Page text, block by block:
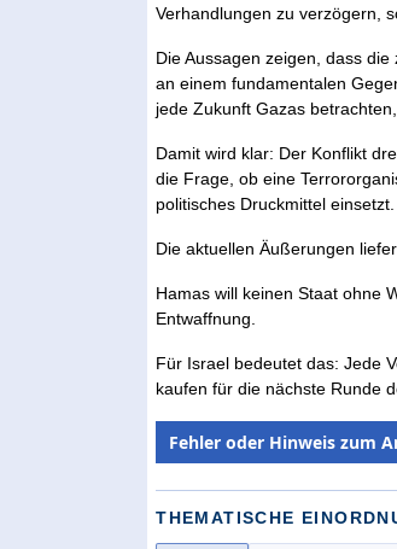
Verhandlungen zu verzögern,
Die Aussagen zeigen, dass
an einem fundamentalen
jede Zukunft Gazas
Damit wird klar: Der Konflikt
die Frage, ob eine
politisches Druckmittel einsetzt.
Die aktuellen Äußerungen
Hamas will keinen Staat ohne
Entwaffnung.
Für Israel bedeutet das: Jede
kaufen für die nächste Runde
Fehler oder Hinweis zum
THEMATISCHE